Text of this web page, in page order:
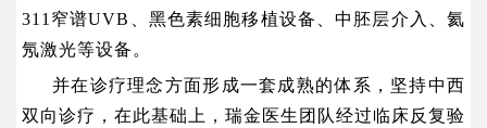
311窄谱UVB、黑色素细胞移植设备、中胚层介入、氦
氖激光等设备。
并在诊疗理念方面形成一套成熟的体系，坚持中西
双向诊疗，在此基础上，瑞金医生团队经过临床反复验